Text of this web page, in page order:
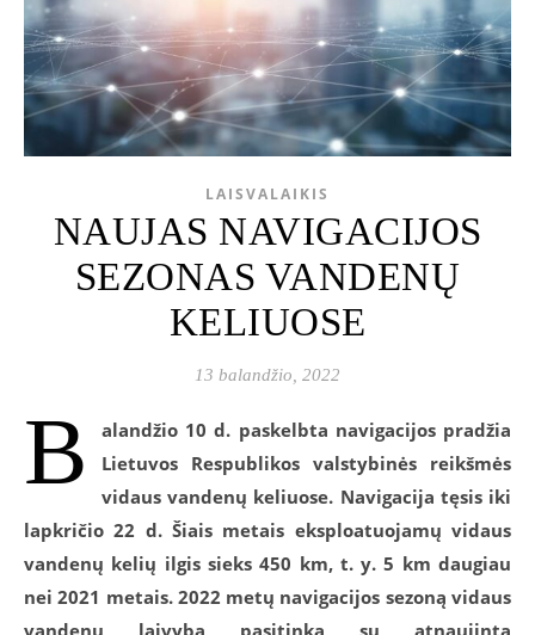
LAISVALAIKIS
NAUJAS NAVIGACIJOS
SEZONAS VANDENŲ
KELIUOSE
13 balandžio, 2022
B
alandžio 10 d. paskelbta navigacijos pradžia
Lietuvos Respublikos valstybinės reikšmės
vidaus vandenų keliuose. Navigacija tęsis iki
lapkričio22 d. Šiais metais eksploatuojamų vidaus
vandenų kelių ilgis sieks 450 km, t. y. 5 km daugiau
nei 2021 metais. 2022 metų navigacijos sezoną vidaus